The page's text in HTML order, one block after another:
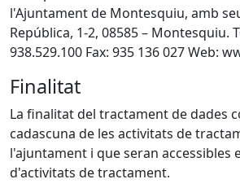
l'Ajuntament de Montesquiu, amb
República, 1-2, 08585 – Montesquiu.
938.529.100 Fax: 935 136 027 Web:
Finalitat
La finalitat del tractament de dades
cadascuna de les activitats de
l'ajuntament i que seran accessibles
d'activitats de tractament.